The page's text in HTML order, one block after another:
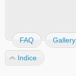
FAQ Gallery
Indice